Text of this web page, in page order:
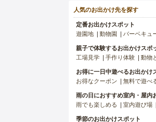
人気のお出かけ先を探す
定番お出かけスポット
遊園地
動物園 バーベキュ
親子で体験するお出かけスポ
工場見学
手作り体験 動物
お得に一日中遊べるお出かけ
お得なクーポン
無料で遊べ
雨の日におすすめ室内・屋内
雨でも楽しめる
室内遊び場
季節のお出かけスポット